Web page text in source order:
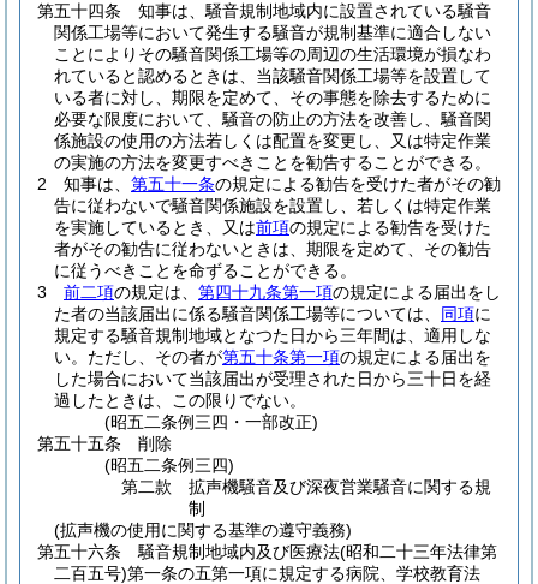
第五十四条
知事は、騒音規制地域内に設置されている騒音
関係工場等において発生する騒音が規制基準に適合しない
ことによりその騒音関係工場等の周辺の生活環境が損なわ
れていると認めるときは、当該騒音関係工場等を設置して
いる者に対し、期限を定めて、その事態を除去するために
必要な限度において、騒音の防止の方法を改善し、騒音関
係施設の使用の方法若しくは配置を変更し、又は特定作業
の実施の方法を変更すべきことを勧告することができる。
2
知事は、 第五十一条の規定による勧告を受けた者がその勧
告に従わないで騒音関係施設を設置し、若しくは特定作業
を実施しているとき、又は前項の規定による勧告を受けた
者がその勧告に従わないときは、期限を定めて、その勧告
に従うべきことを命ずることができる。
3
前二項の規定は、 第四十九条第一項の規定による届出をし
た者の当該届出に係る騒音関係工場等については、 同項に
規定する騒音規制地域となつた日から三年間は、適用しな
い。 ただし、その者が第五十条第一項の規定による届出を
した場合において当該届出が受理された日から三十日を経
過したときは、この限りでない。
(昭五二条例三四・一部改正)
第五十五条
削除
(昭五二条例三四)
第二款
拡声機騒音及び深夜営業騒音に関する規
制
(拡声機の使用に関する基準の遵守義務)
第五十六条
騒音規制地域内及び医療法(昭和二十三年法律第
二百五号)第一条の五第一項に規定する病院、学校教育法